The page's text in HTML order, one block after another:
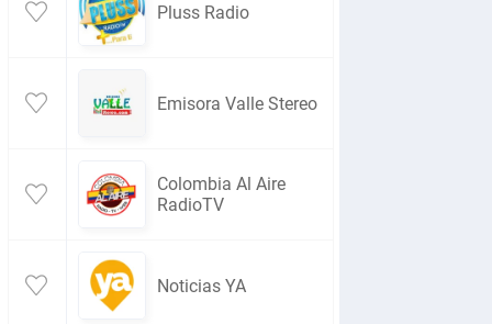
Pluss Radio
Emisora Valle Stereo
Colombia Al Aire
RadioTV
Noticias YA